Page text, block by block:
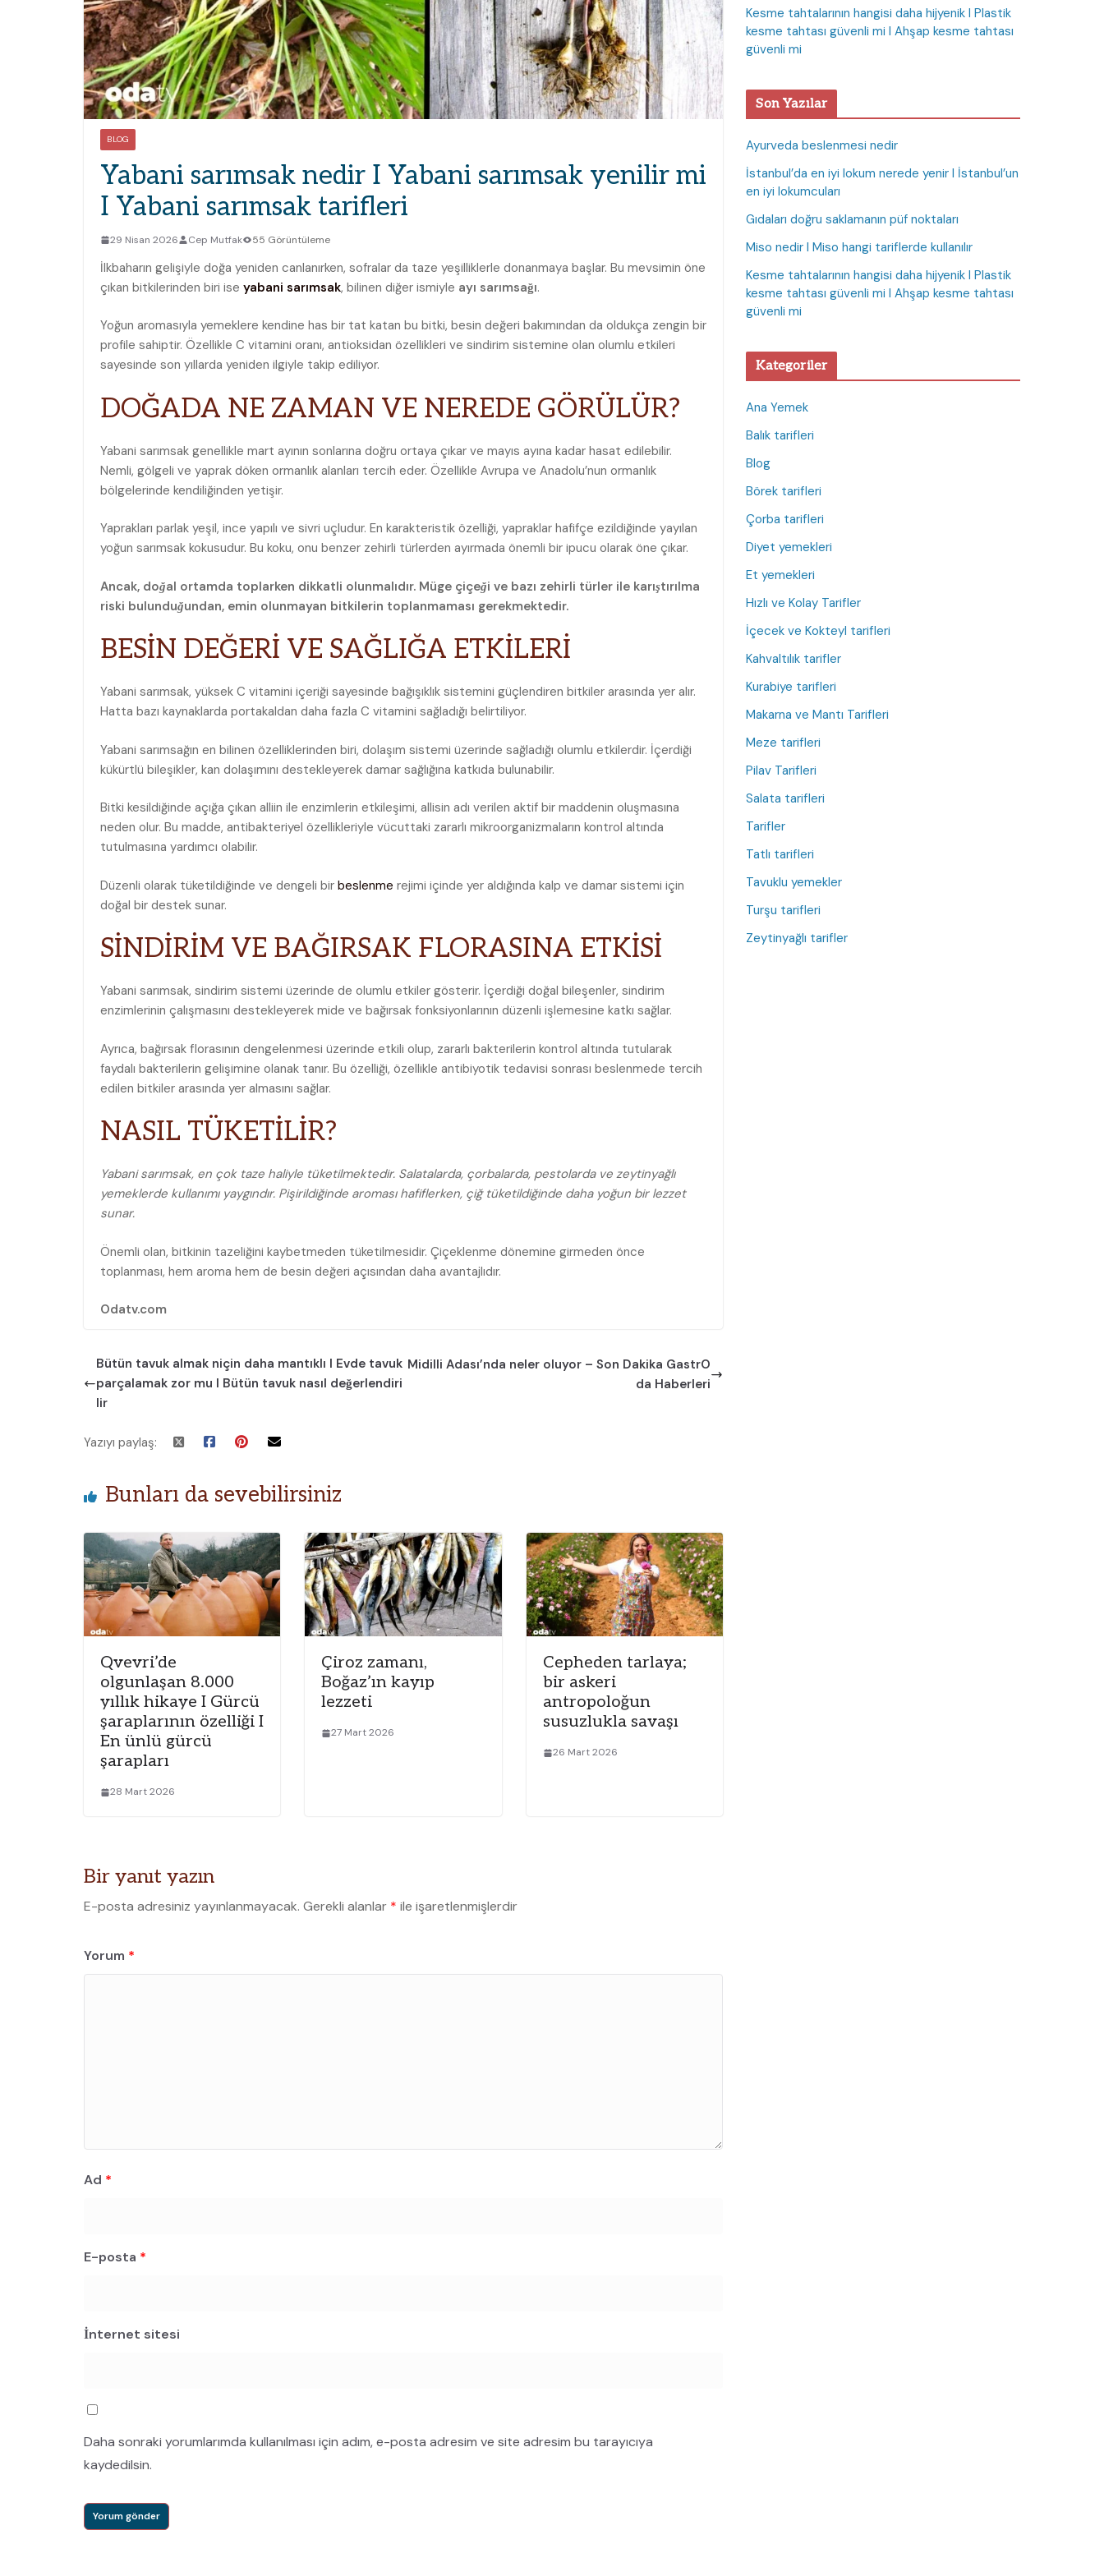
BLOG
Yabani sarımsak nedir I Yabani sarımsak yenilir mi
I Yabani sarımsak tarifleri
29 Nisan 2026 Cep Mutfak 55 Görüntüleme
İlkbaharın gelişiyle doğa yeniden canlanırken, sofralar da taze yeşilliklerle donanmaya başlar. Bu mevsimin öne
çıkan bitkilerinden biri ise yabani sarımsak, bilinen diğer ismiyle ayı sarımsağı.
Yoğun aromasıyla yemeklere kendine has bir tat katan bu bitki, besin değeri bakımından da oldukça zengin bir
profile sahiptir. Özellikle C vitamini oranı, antioksidan özellikleri ve sindirim sistemine olan olumlu etkileri
sayesinde son yıllarda yeniden ilgiyle takip ediliyor.
DOĞADA NE ZAMAN VE NEREDE GÖRÜLÜR?
Yabani sarımsak genellikle mart ayının sonlarına doğru ortaya çıkar ve mayıs ayına kadar hasat edilebilir.
Nemli, gölgeli ve yaprak döken ormanlık alanları tercih eder. Özellikle Avrupa ve Anadolu’nun ormanlık
bölgelerinde kendiliğinden yetişir.
Yaprakları parlak yeşil, ince yapılı ve sivri uçludur. En karakteristik özelliği, yapraklar hafifçe ezildiğinde yayılan
yoğun sarımsak kokusudur. Bu koku, onu benzer zehirli türlerden ayırmada önemli bir ipucu olarak öne çıkar.
Ancak, doğal ortamda toplarken dikkatli olunmalıdır. Müge çiçeği ve bazı zehirli türler ile karıştırılma
riski bulunduğundan, emin olunmayan bitkilerin toplanmaması gerekmektedir.
BESİN DEĞERİ VE SAĞLIĞA ETKİLERİ
Yabani sarımsak, yüksek C vitamini içeriği sayesinde bağışıklık sistemini güçlendiren bitkiler arasında yer alır.
Hatta bazı kaynaklarda portakaldan daha fazla C vitamini sağladığı belirtiliyor.
Yabani sarımsağın en bilinen özelliklerinden biri, dolaşım sistemi üzerinde sağladığı olumlu etkilerdir. İçerdiği
kükürtlü bileşikler, kan dolaşımını destekleyerek damar sağlığına katkıda bulunabilir.
Bitki kesildiğinde açığa çıkan alliin ile enzimlerin etkileşimi, allisin adı verilen aktif bir maddenin oluşmasına
neden olur. Bu madde, antibakteriyel özellikleriyle vücuttaki zararlı mikroorganizmaların kontrol altında
tutulmasına yardımcı olabilir.
Düzenli olarak tüketildiğinde ve dengeli bir beslenme rejimi içinde yer aldığında kalp ve damar sistemi için
doğal bir destek sunar.
SİNDİRİM VE BAĞIRSAK FLORASINA ETKİSİ
Yabani sarımsak, sindirim sistemi üzerinde de olumlu etkiler gösterir. İçerdiği doğal bileşenler, sindirim
enzimlerinin çalışmasını destekleyerek mide ve bağırsak fonksiyonlarının düzenli işlemesine katkı sağlar.
Ayrıca, bağırsak florasının dengelenmesi üzerinde etkili olup, zararlı bakterilerin kontrol altında tutularak
faydalı bakterilerin gelişimine olanak tanır. Bu özelliği, özellikle antibiyotik tedavisi sonrası beslenmede tercih
edilen bitkiler arasında yer almasını sağlar.
NASIL TÜKETİLİR?
Yabani sarımsak, en çok taze haliyle tüketilmektedir. Salatalarda, çorbalarda, pestolarda ve zeytinyağlı
yemeklerde kullanımı yaygındır. Pişirildiğinde aroması hafiflerken, çiğ tüketildiğinde daha yoğun bir lezzet
sunar.
Önemli olan, bitkinin tazeliğini kaybetmeden tüketilmesidir. Çiçeklenme dönemine girmeden önce
toplanması, hem aroma hem de besin değeri açısından daha avantajlıdır.
Odatv.com
Bütün tavuk almak niçin daha mantıklı I Evde tavuk
parçalamak zor mu I Bütün tavuk nasıl değerlendiri
lir
Midilli Adası’nda neler oluyor – Son Dakika GastrO
da Haberleri
Yazıyı paylaş:
Bunları da sevebilirsiniz
Qvevri’de
olgunlaşan 8.000
yıllık hikaye I Gürcü
şaraplarının özelliği I
En ünlü gürcü
şarapları
28 Mart 2026
Çiroz zamanı,
Boğaz’ın kayıp
lezzeti
27 Mart 2026
Cepheden tarlaya;
bir askeri
antropoloğun
susuzlukla savaşı
26 Mart 2026
Bir yanıt yazın
E-posta adresiniz yayınlanmayacak. Gerekli alanlar * ile işaretlenmişlerdir
Yorum *
Ad *
E-posta *
İnternet sitesi
Daha sonraki yorumlarımda kullanılması için adım, e-posta adresim ve site adresim bu tarayıcıya
kaydedilsin.
Kesme tahtalarının hangisi daha hijyenik I Plastik
kesme tahtası güvenli mi I Ahşap kesme tahtası
güvenli mi
Son Yazılar
Ayurveda beslenmesi nedir
İstanbul’da en iyi lokum nerede yenir I İstanbul’un
en iyi lokumcuları
Gıdaları doğru saklamanın püf noktaları
Miso nedir I Miso hangi tariflerde kullanılır
Kesme tahtalarının hangisi daha hijyenik I Plastik
kesme tahtası güvenli mi I Ahşap kesme tahtası
güvenli mi
Kategoriler
Ana Yemek
Balık tarifleri
Blog
Börek tarifleri
Çorba tarifleri
Diyet yemekleri
Et yemekleri
Hızlı ve Kolay Tarifler
İçecek ve Kokteyl tarifleri
Kahvaltılık tarifler
Kurabiye tarifleri
Makarna ve Mantı Tarifleri
Meze tarifleri
Pilav Tarifleri
Salata tarifleri
Tarifler
Tatlı tarifleri
Tavuklu yemekler
Turşu tarifleri
Zeytinyağlı tarifler